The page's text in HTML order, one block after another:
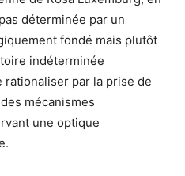
déterminée par un
fondé mais plutôt
indéterminée
rationaliser par la prise de
mécanismes
une optique